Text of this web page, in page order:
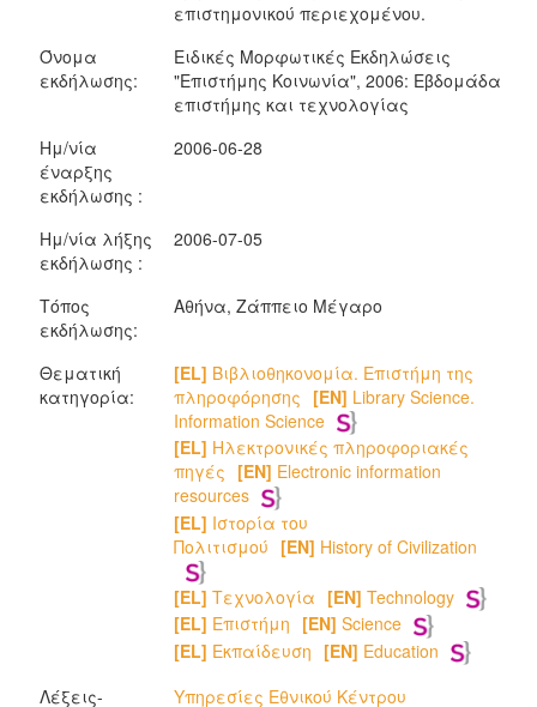
επιστημονικού περιεχομένου.
Όνομα
εκδήλωσης:
Ειδικές Μορφωτικές Εκδηλώσεις
"Επιστήμης Κοινωνία", 2006: Εβδομάδα
επιστήμης και τεχνολογίας
Ημ/νία
έναρξης
εκδήλωσης :
2006-06-28
Ημ/νία λήξης
εκδήλωσης :
2006-07-05
Τόπος
εκδήλωσης:
Αθήνα, Ζάππειο Μέγαρο
Θεματική
κατηγορία:
[EL] Βιβλιοθηκονομία. Επιστήμη της
πληροφόρησης [EN] Library Science.
Information Science
[EL] Ηλεκτρονικές πληροφοριακές
πηγές [EN] Electronic information
resources
[EL] Ιστορία του
Πολιτισμού [EN] History of Civilization
[EL] Τεχνολογία [EN] Technology
[EL] Επιστήμη [EN] Science
[EL] Εκπαίδευση [EN] Education
Λέξεις-
Υπηρεσίες Εθνικού Κέντρου